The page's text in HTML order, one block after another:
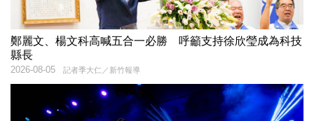
鄭麗文、楊文科高喊五合一必勝 呼籲支持徐欣瑩成為科技
縣長
記者季大仁／新竹報導
2026-08-05